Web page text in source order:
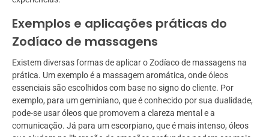
Exemplos e aplicações práticas do
Zodíaco de massagens
Existem diversas formas de aplicar o Zodíaco de massagens na
prática. Um exemplo é a massagem aromática, onde óleos
essenciais são escolhidos com base no signo do cliente. Por
exemplo, para um geminiano, que é conhecido por sua dualidade,
pode-se usar óleos que promovem a clareza mental e a
comunicação. Já para um escorpiano, que é mais intenso, óleos